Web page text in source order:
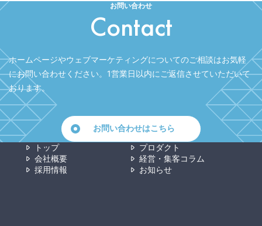
お問い合わせ
Contact
ホームページやウェブマーケティングについてのご相談はお気軽
にお問い合わせください。 1営業日以内にご返信させていただいて
おります。
お問い合わせはこちら
トップ
プロダクト
会社概要
経営・集客コラム
採用情報
お知らせ